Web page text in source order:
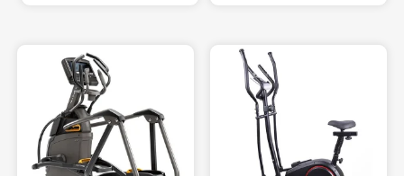
متریال بسیار مناسب و استاندارد را با قیمت کمتر برای خود تهیه
بهترین الپتیکال خانگی
لازم به ذکر است اگر بیشتر از 140 کیلوگرم وزن داشته باشید، بهتر